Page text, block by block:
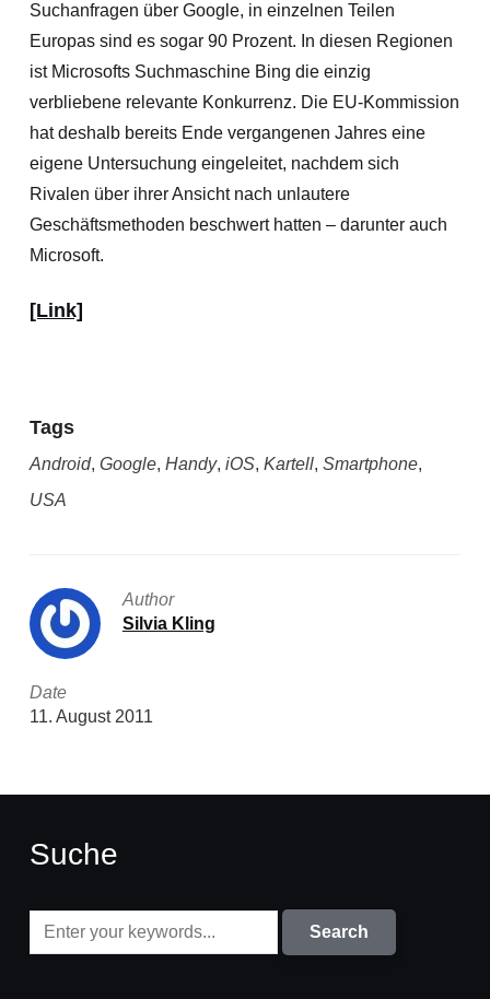
Suchanfragen über Google, in einzelnen Teilen
Europas sind es sogar 90 Prozent. In diesen Regionen
ist Microsofts Suchmaschine Bing die einzig
verbliebene relevante Konkurrenz. Die EU-Kommission
hat deshalb bereits Ende vergangenen Jahres eine
eigene Untersuchung eingeleitet, nachdem sich
Rivalen über ihrer Ansicht nach unlautere
Geschäftsmethoden beschwert hatten – darunter auch
Microsoft.
[Link]
Tags
Android, Google, Handy, iOS, Kartell, Smartphone,
USA
Author
Silvia Kling
Date
11. August 2011
Suche